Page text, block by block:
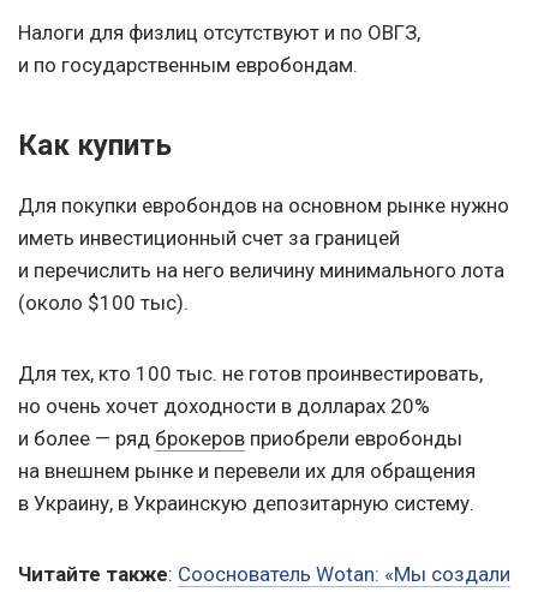
Налоги для физлиц отсутствуют и по ОВГЗ,
и по государственным евробондам.
Как купить
Для покупки евробондов на основном рынке нужно
иметь инвестиционный счет за границей
и перечислить на него величину минимального лота
(около $100 тыс).
Для тех, кто 100 тыс. не готов проинвестировать,
но очень хочет доходности в долларах 20%
и более — ряд брокеров приобрели евробонды
на внешнем рынке и перевели их для обращения
в Украину, в Украинскую депозитарную систему.
Читайте также: Сооснователь Wotan: «Мы создали